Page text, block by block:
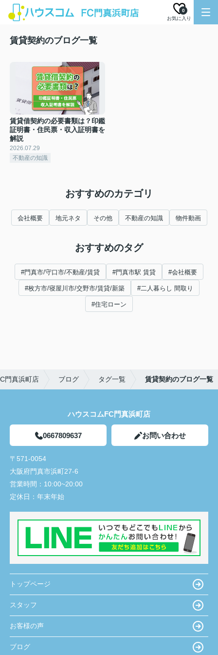
お気に入り
0
賃貸契約のブログ一覧
賃貸借契約の必要書類は？印鑑
証明書・住民票・収入証明書を
解説
2026.07.29
不動産の知識
おすすめのカテゴリ
会社概要 地元ネタ その他 不動産の知識 物件動画
おすすめのタグ
#門真市/守口市/不動産/賃貸 #門真市駅 賃貸 #会社概要
#枚方市/寝屋川市/交野市/賃貸/新築 #二人暮らし 間取り
#住宅ローン
門真浜町店 ブログ タグ一覧 賃貸契約のブログ一覧
ハウスコムFC門真浜町店
0667809637 お問い合わせ
〒571-0054
大阪府門真市浜町27-6
営業時間： 10:00~20:00
定休日： 年末年始
トップページ
スタッフ
お客様の声
ブログ